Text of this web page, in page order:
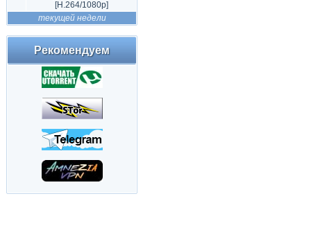
[H.264/1080p]
текущей недели
Рекомендуем